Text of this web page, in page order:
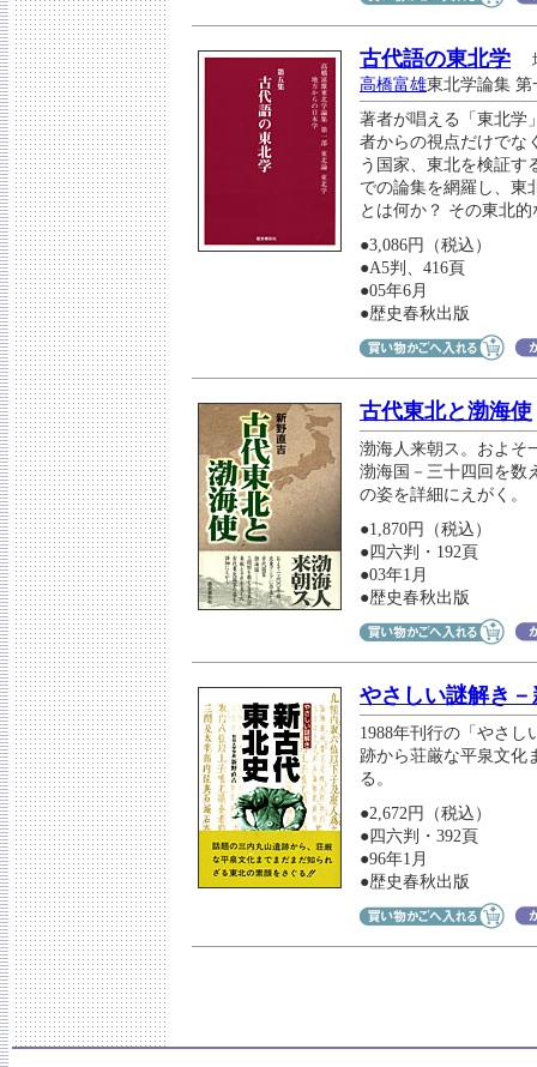
古代語の東北学
高橋富雄東北学論集
著者が唱える「東北学
者からの視点だけでな
う国家、東北を検証す
での論集を網羅し、東
とは何か？ その東北
●3,086円（税込）
●A5判、416頁
●05年6月
●歴史春秋出版
古代東北と渤海使
渤海人来朝ス。およそ
渤海国－三十四回を数
の姿を詳細にえがく。
●1,870円（税込）
●四六判・192頁
●03年1月
●歴史春秋出版
やさしい謎解き
1988年刊行の「やさ
跡から荘厳な平泉文化
る。
●2,672円（税込）
●四六判・392頁
●96年1月
●歴史春秋出版